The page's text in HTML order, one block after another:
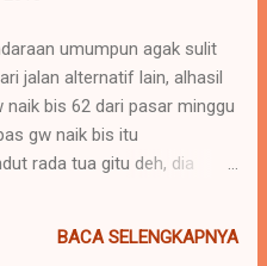
umumpun agak sulit
jalan alternatif lain, alhasil
bis 62 dari pasar minggu
gw naik bis itu
rada tua gitu deh, dia
gak tau kenapa tiba2 dia
tolong,,, gw SCHOCK bgt!!!
BACA SELENGKAPNYA